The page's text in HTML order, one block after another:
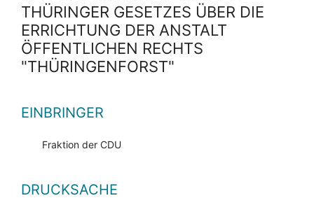
THÜRINGER GESETZES ÜBER DIE
ERRICHTUNG DER ANSTALT
ÖFFENTLICHEN RECHTS
"THÜRINGENFORST"
EINBRINGER
Fraktion der CDU
DRUCKSACHE